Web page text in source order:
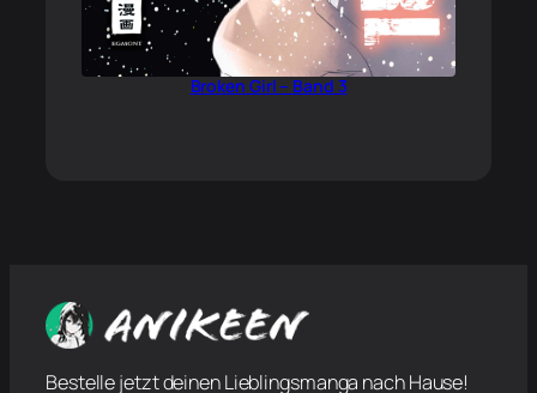
Broken Girl – Band 3
Bestelle jetzt deinen Lieblingsmanga nach Hause!